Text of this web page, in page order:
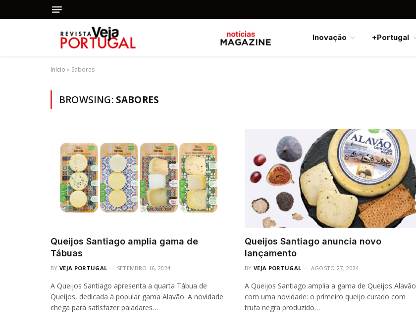
Inovação +Portugal
Início » Sabores
BROWSING: SABORES
Queijos Santiago amplia gama de
Tábuas
BY VEJA PORTUGAL SETEMBRO 16, 2024
A Queijos Santiago apresenta a quarta Tábua de
Queijos, dedicada à popular gama Alavão. A novidade
chega para satisfazer paladares…
Queijos Santiago anuncia novo
lançamento
BY VEJA PORTUGAL AGOSTO 27, 2024
A Queijos Santiago amplia a gama de Queijos Alavão
com uma novidade: o primeiro queijo curado com
trufa negra produzido…